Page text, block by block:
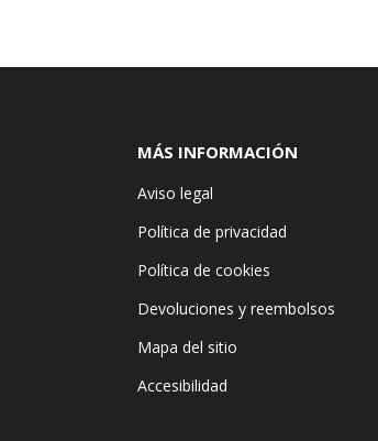
MÁS INFORMACIÓN
Aviso legal
Política de privacidad
Política de cookies
Devoluciones y reembolsos
Mapa del sitio
Accesibilidad